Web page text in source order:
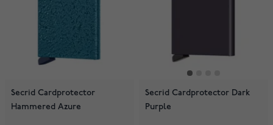
Secrid Cardprotector
Hammered Azure
Secrid Cardprotector Dark
Purple